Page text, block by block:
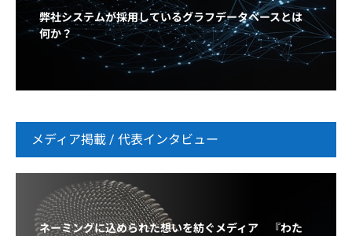
弊社システムが採用しているグラフデータベースとは
何か？
メディア掲載 / 代表インタビュー
ネーミングに込められた想いを紡ぐメディア 『わた